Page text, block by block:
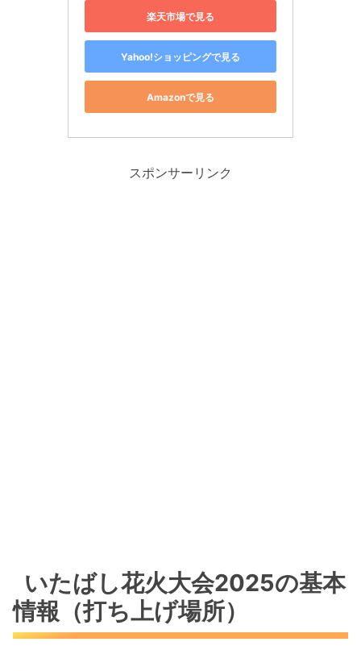
楽天市場で見る
Yahoo!ショッピングで見る
Amazonで見る
スポンサーリンク
いたばし花火大会2025の基本
情報（打ち上げ場所）